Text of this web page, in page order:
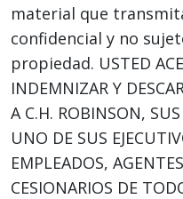
material que
confidencial y no
propiedad. USTED
INDEMNIZAR Y
A C.H. ROBINSON,
UNO DE SUS
EMPLEADOS,
CESIONARIOS DE